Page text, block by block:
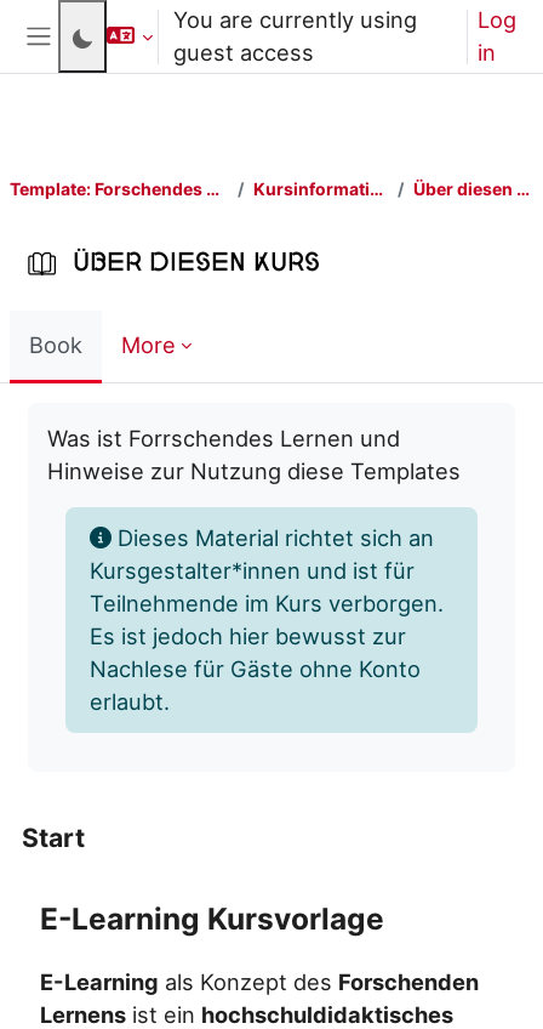
Skip to main contentYou are currently using
guest access
Log
in
Template: Forschendes Lernen Kursinformationen Über diesen Kurs
Über diesen Kurs
Book More
Was ist Forrschendes Lernen und
Hinweise zur Nutzung diese Templates
Dieses Material richtet sich an
Kursgestalter*innen und ist für
Teilnehmende im Kurs verborgen.
Es ist jedoch hier bewusst zur
Nachlese für Gäste ohne Konto
erlaubt.
Start
E-Learning Kursvorlage
E-Learning als Konzept des Forschenden
Lernens ist ein hochschuldidaktisches